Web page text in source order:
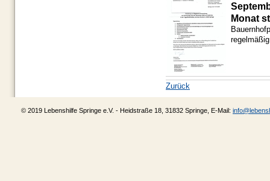
Monat
Zurück
© 2019 Lebenshilfe Springe e.V. - Heidstraße 18, 31832 Springe, E-Mail: